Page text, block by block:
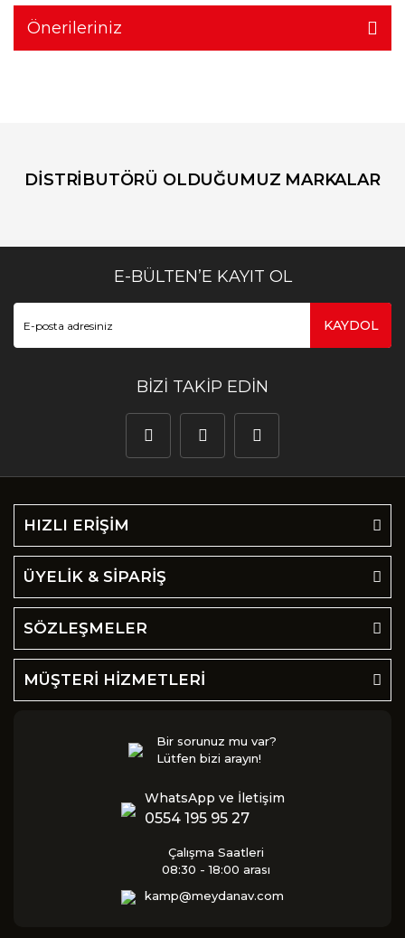
Önerileriniz
DİSTRİBUTÖRÜ OLDUĞUMUZ MARKALAR
E-BÜLTEN’E KAYIT OL
KAYDOL
BİZİ TAKİP EDİN
HIZLI ERİŞİM
ÜYELİK & SİPARİŞ
SÖZLEŞMELER
MÜŞTERİ HİZMETLERİ
Bir sorunuz mu var?
Lütfen bizi arayın!
WhatsApp ve İletişim
0554 195 95 27
Çalışma Saatleri
08:30 - 18:00 arası
kamp@meydanav.com